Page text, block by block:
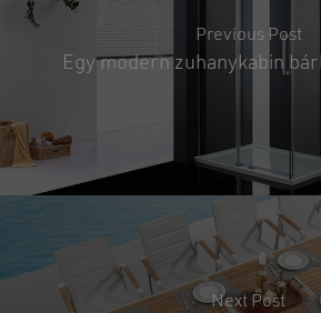
Previous Post
Egy modern zuhanykabin
Next Post